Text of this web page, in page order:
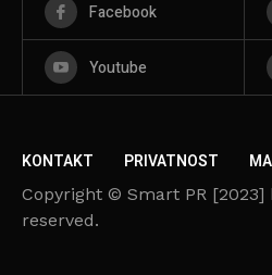
Facebook
Youtube
KONTAKT PRIVATNOST
Copyright © Smart PR [2023]
reserved.